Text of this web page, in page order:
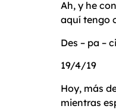
Ah, y he
aquí tengo
Des – pa –
19/4/19
Hoy, más
mientras